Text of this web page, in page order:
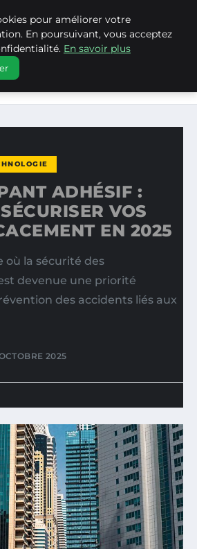
DEL SUR
ET TECHNOLOGIE
: COMMENT SÉCURISER VOS
ADHÉSIF :
VOS
EN 2025
où la sécurité des
devenue une priorité
des accidents liés aux
2025
pour améliorer votre
En poursuivant, vous acceptez
En savoir plus